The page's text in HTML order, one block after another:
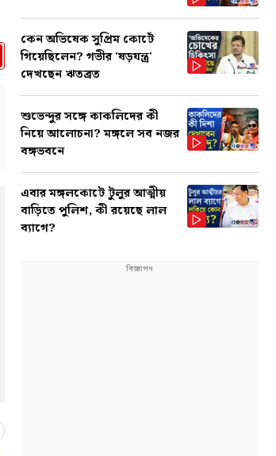
কেন অভিষেক সুপ্রিম কোর্টে
গিয়েছিলেন? গভীর 'ষড়যন্ত্র'
দেখছেন ঋতব্রত
শুভেন্দুর সঙ্গে কাকলিদের কী
নিয়ে আলোচনা? মঙ্গলে সব নজর
বঙ্গভবনে
এবার মঙ্গলকোটে টুলুর আত্মীয়
বাড়িতে পুলিশ, কী রয়েছে লাল
ব্যাগে?